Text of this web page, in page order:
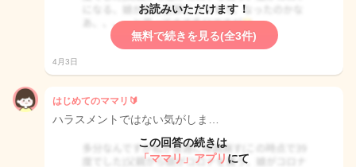
お読みいただけます！
無料で続きを見る(全3件)
4月3日
はじめてのママリ🔰
ハラスメントではない気がしま…
この回答の続きは
「ママリ」アプリ にて